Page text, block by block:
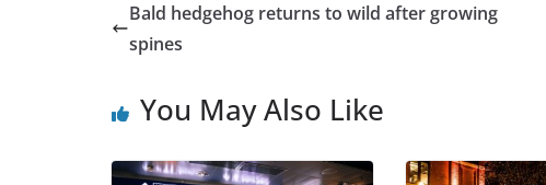
Bald hedgehog returns to wild after growing
spines
You May Also Like